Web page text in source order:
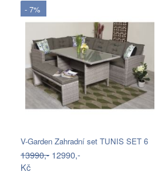
- 7%
V-Garden Zahradní set TUNIS SET 6
13990,- 12990,-
Kč